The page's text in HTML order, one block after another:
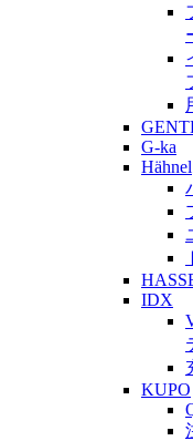
G-ka
Hähnel
IDX
KUPO